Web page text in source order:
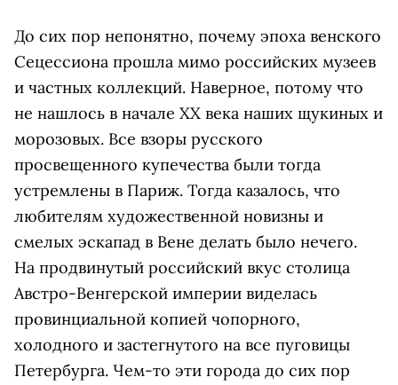
До сих пор непонятно, почему эпоха венского
Сецессиона прошла мимо российских музеев
и частных коллекций. Наверное, потому что
не нашлось в начале ХХ века наших щукиных и
морозовых. Все взоры русского
просвещенного купечества были тогда
устремлены в Париж. Тогда казалось, что
любителям художественной новизны и
смелых эскапад в Вене делать было нечего.
На продвинутый российский вкус столица
Австро-Венгерской империи виделась
провинциальной копией чопорного,
холодного и застегнутого на все пуговицы
Петербурга. Чем-то эти города до сих пор